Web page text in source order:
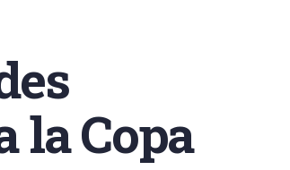
la Copa